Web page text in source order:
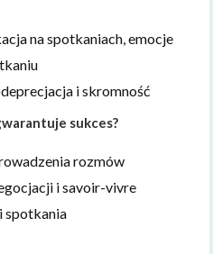
na spotkaniach, emocje
i skromność
sukces?
rozmów
i savoir-vivre
spotkania